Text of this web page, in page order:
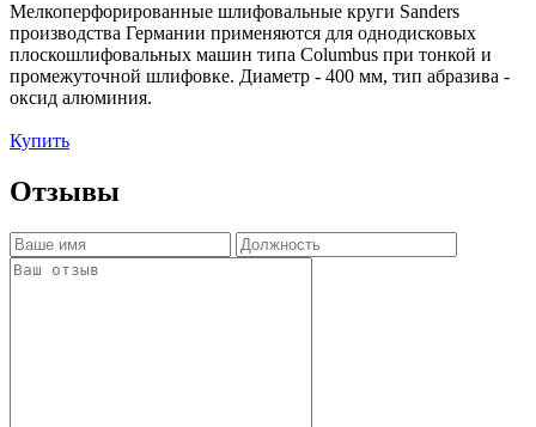
Мелкоперфорированные шлифовальные круги Sanders
производства Германии применяются для однодисковых
плоскошлифовальных машин типа Columbus при тонкой и
промежуточной шлифовке. Диаметр - 400 мм, тип абразива -
оксид алюминия.
Купить
Отзывы